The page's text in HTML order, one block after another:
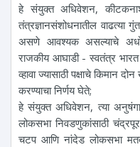
हे संयुक्त अधिवेशन,
तंत्रज्ञानसंशोधनातील वाढत्या
असणे आवश्यक असल्याचे
राजकीय आघाडी - स्वतंत्र भारत
व्हावा ज्यासाठी पक्षाचे किमान
करण्याचा निर्णय घेते;
हे संयुक्त अधिवेशन, त्या
लोकसभा निवडणुकांसाठी
चटप आणि नांदेड लोकसभा